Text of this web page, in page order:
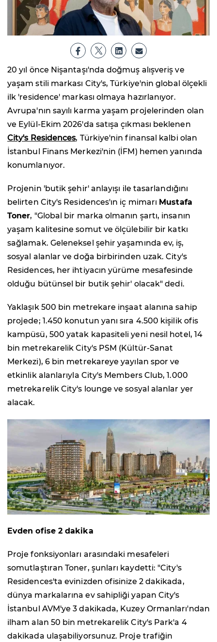
20 yıl önce Nişantaşı'nda doğmuş alışveriş ve
yaşam stili markası City's, Türkiye'nin global ölçekli
ilk 'residence' markası olmaya hazırlanıyor.
Avrupa'nın sayılı karma yaşam projelerinden olan
ve Eylül-Ekim 2026'da satışa çıkması beklenen
City's Residences, Türkiye'nin finansal kalbi olan
İstanbul Finans Merkezi'nin (İFM) hemen yanında
konumlanıyor.
Projenin 'butik şehir' anlayışı ile tasarlandığını
belirten City's Residences'ın iç mimarı Mustafa
Toner, "Global bir marka olmanın şartı, insanın
yaşam kalitesine somut ve ölçülebilir bir katkı
sağlamak. Geleneksel şehir yaşamında ev, iş,
sosyal alanlar ve doğa birbirinden uzak. City's
Residences, her ihtiyacın yürüme mesafesinde
olduğu bütünsel bir butik şehir' olacak" dedi.
Yaklaşık 500 bin metrekare inşaat alanına sahip
projede; 1.450 konutun yanı sıra 4.500 kişilik ofis
kampüsü, 500 yatak kapasiteli yeni nesil hotel, 14
bin metrekarelik City's PSM (Kültür-Sanat
Merkezi), 6 bin metrekareye yayılan spor ve
etkinlik alanlarıyla City's Members Club, 1.000
metrekarelik City's lounge ve sosyal alanlar yer
alacak.
Evden ofise 2 dakika
Proje fonksiyonları arasındaki mesafeleri
somutlaştıran Toner, şunları kaydetti: "City's
Residences'ta evinizden ofisinize 2 dakikada,
dünya markalarına ev sahipliği yapan City's
İstanbul AVM'ye 3 dakikada, Kuzey Ormanları'ndan
ilham alan 50 bin metrekarelik City's Park'a 4
dakikada ulaşabiliyorsunuz. Proje trafiğin